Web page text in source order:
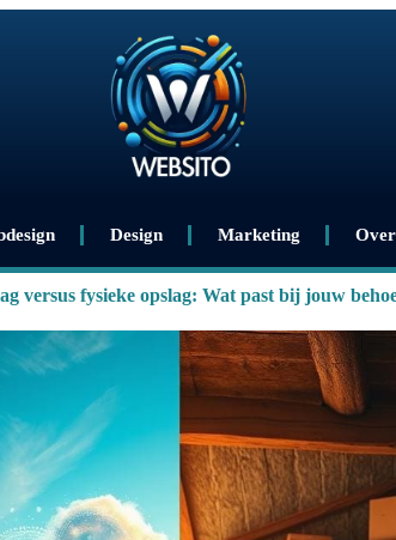
Design Marketing
versus fysieke opslag: Wat past bij jouw